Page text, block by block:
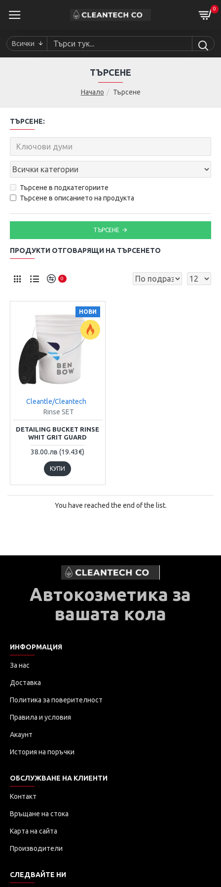
0
Всички
Начало Търсене
ТЪРСЕНЕ
ТЪРСЕНЕ:
Търсене в подкатегориите
Търсене в описанието на продукта
ТЪРСЕНЕ
ПРОДУКТИ ОТГОВАРЯЩИ НА ТЪРСЕНЕТО
0
НОВИ
Cleantle/Cleantech
Rinse SET
DETAILING BUCKET RINSE
WHIT GRIT GUARD
38.00.лв (19.43€)
КУПИ
You have reached the end of the list.
Автокозметика за
вашата кола
ИНФОРМАЦИЯ
За нас
Доставка
Политика за поверителност
Правила и условия
Акаунт
История на поръчки
ОБСЛУЖВАНЕ НА КЛИЕНТИ
Контакт
Връщане на стока
Карта на сайта
Производители
СЛЕДВАЙТЕ НИ